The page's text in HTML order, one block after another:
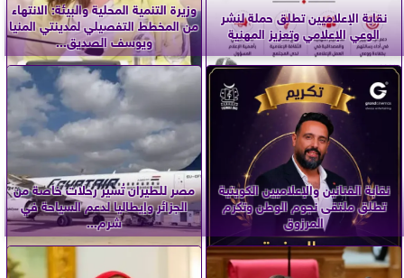
نقابة الإعلاميين تطلق حملة لنشر
الوعي الإعلامي وتعزيز المهنية
وزيرة التنمية المحلية والبيئة: الانتهاء
من المخطط التفصيلي لمدينتي المنيا
ويوسف الصديق...
نقابة الفنانين والإعلاميين الكويتية
تطلق ملتقى نجوم الوطن وتكرم
المرزوق
مصر للطيران تُسير رحلات خاصة من
الجزائر وإيطاليا لدعم السياحة في
شرم...